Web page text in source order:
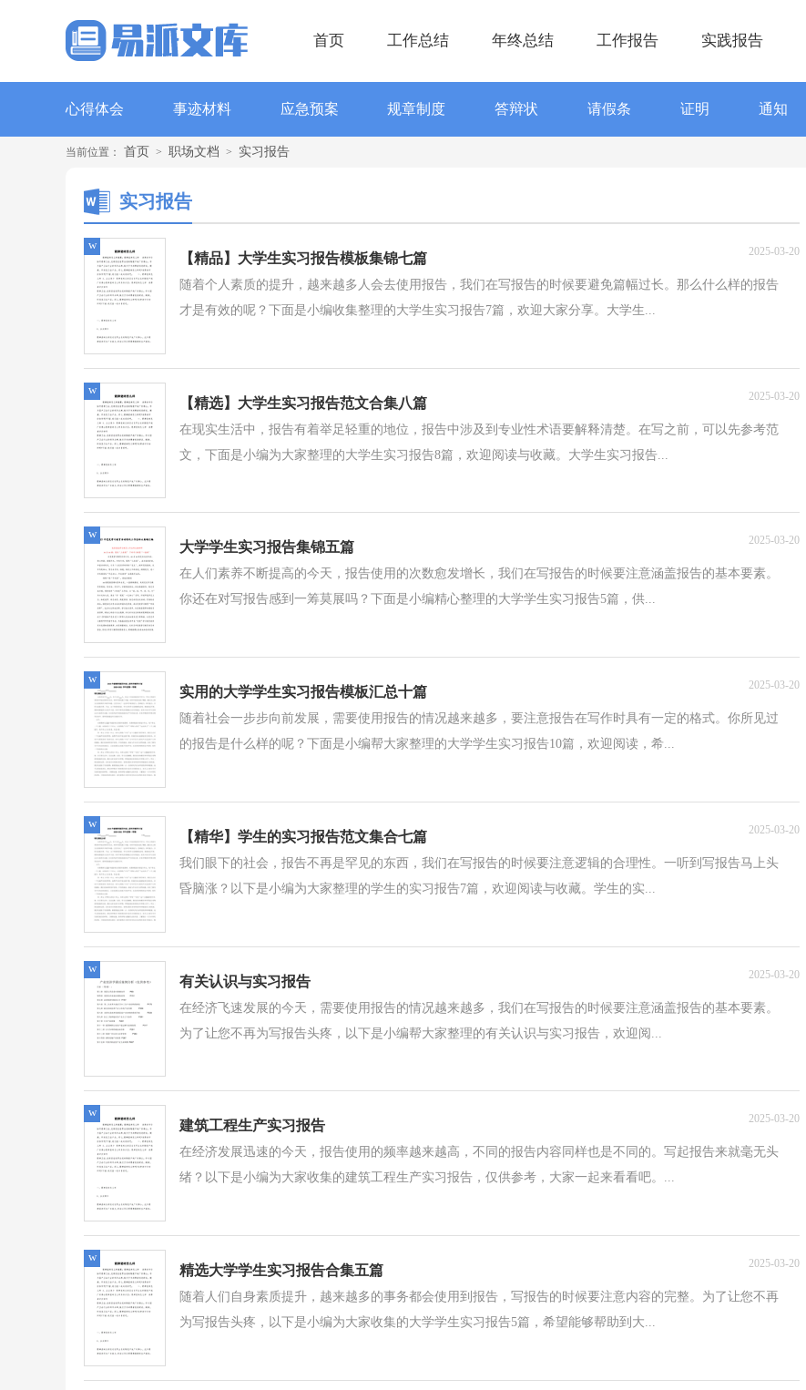
首页 工作总结 年终总结 工作报告 实践报告
心得体会 事迹材料 应急预案 规章制度 答辩状 请假条 证明 通知
当前位置： 首页 > 职场文档 > 实习报告
实习报告
【精品】大学生实习报告模板集锦七篇 2025-03-20
随着个人素质的提升，越来越多人会去使用报告，我们在写报告的时候要避免篇幅过长。那么什么样的报告
才是有效的呢？下面是小编收集整理的大学生实习报告7篇，欢迎大家分享。大学生...
w
【精选】大学生实习报告范文合集八篇 2025-03-20
在现实生活中，报告有着举足轻重的地位，报告中涉及到专业性术语要解释清楚。在写之前，可以先参考范
文，下面是小编为大家整理的大学生实习报告8篇，欢迎阅读与收藏。大学生实习报告...
w
大学学生实习报告集锦五篇 2025-03-20
在人们素养不断提高的今天，报告使用的次数愈发增长，我们在写报告的时候要注意涵盖报告的基本要素。
你还在对写报告感到一筹莫展吗？下面是小编精心整理的大学学生实习报告5篇，供...
w
实用的大学学生实习报告模板汇总十篇 2025-03-20
随着社会一步步向前发展，需要使用报告的情况越来越多，要注意报告在写作时具有一定的格式。你所见过
的报告是什么样的呢？下面是小编帮大家整理的大学学生实习报告10篇，欢迎阅读，希...
w
【精华】学生的实习报告范文集合七篇 2025-03-20
我们眼下的社会，报告不再是罕见的东西，我们在写报告的时候要注意逻辑的合理性。一听到写报告马上头
昏脑涨？以下是小编为大家整理的学生的实习报告7篇，欢迎阅读与收藏。学生的实...
w
有关认识与实习报告 2025-03-20
在经济飞速发展的今天，需要使用报告的情况越来越多，我们在写报告的时候要注意涵盖报告的基本要素。
为了让您不再为写报告头疼，以下是小编帮大家整理的有关认识与实习报告，欢迎阅...
w
建筑工程生产实习报告 2025-03-20
在经济发展迅速的今天，报告使用的频率越来越高，不同的报告内容同样也是不同的。写起报告来就毫无头
绪？以下是小编为大家收集的建筑工程生产实习报告，仅供参考，大家一起来看看吧。...
w
精选大学学生实习报告合集五篇 2025-03-20
随着人们自身素质提升，越来越多的事务都会使用到报告，写报告的时候要注意内容的完整。为了让您不再
为写报告头疼，以下是小编为大家收集的大学学生实习报告5篇，希望能够帮助到大...
w